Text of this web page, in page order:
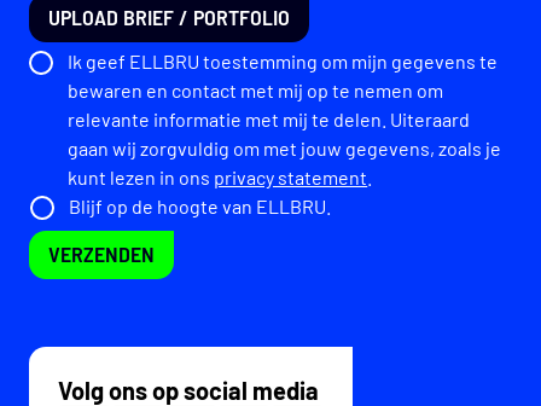
UPLOAD BRIEF / PORTFOLIO
Ik geef ELLBRU toestemming om mijn gegevens te
bewaren en contact met mij op te nemen om
relevante informatie met mij te delen. Uiteraard
gaan wij zorgvuldig om met jouw gegevens, zoals je
kunt lezen in ons privacy statement
Blijf op de hoogte van ELLBRU.
VERZENDEN
Volg ons op social media